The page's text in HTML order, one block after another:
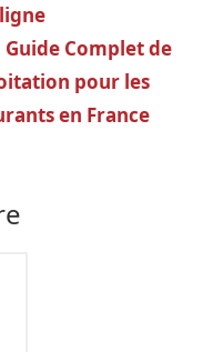
Complet de
pour les
en France